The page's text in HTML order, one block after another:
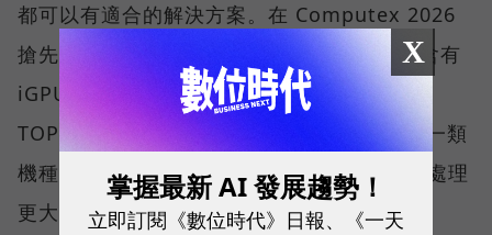
都可以有適合的解決方案。在 Computex 2026
搶先亮相的 QNAP AI NAS 中，一類是採用含有
iGPU 與專屬 NPU 的處理器平台，以一百多
TOPS 的範圍，可順暢使用 AI 應用程式；另一類
機種則可安裝 1 張或 2 張 NVIDIA 顯示卡，處理
更大的運算量。
X
掌握最新 AI 發展趨勢！
立即訂閱《數位時代》日報、《一天